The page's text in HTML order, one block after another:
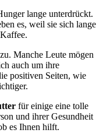
lange unterdrückt.
es, weil sie sich lange
Manche Leute mögen
auch um ihre
positiven Seiten, wie
für einige eine tolle
und ihrer Gesundheit
es Ihnen hilft.